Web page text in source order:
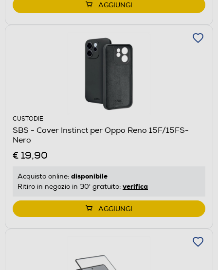
AGGIUNGI
CUSTODIE
SBS - Cover Instinct per Oppo Reno 15F/15FS-
Nero
€ 19,90
Acquisto online: disponibile
Ritiro in negozio in 30' gratuito: verifica
AGGIUNGI